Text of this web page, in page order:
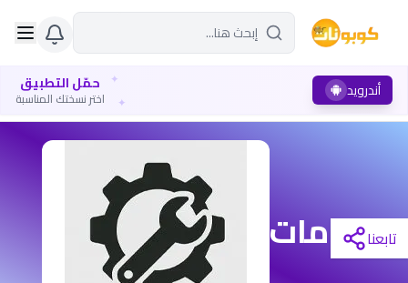
أندرويد حمّل التطبيق
اختر نسختك المناسبة
✦
✦
تابعناخدمات